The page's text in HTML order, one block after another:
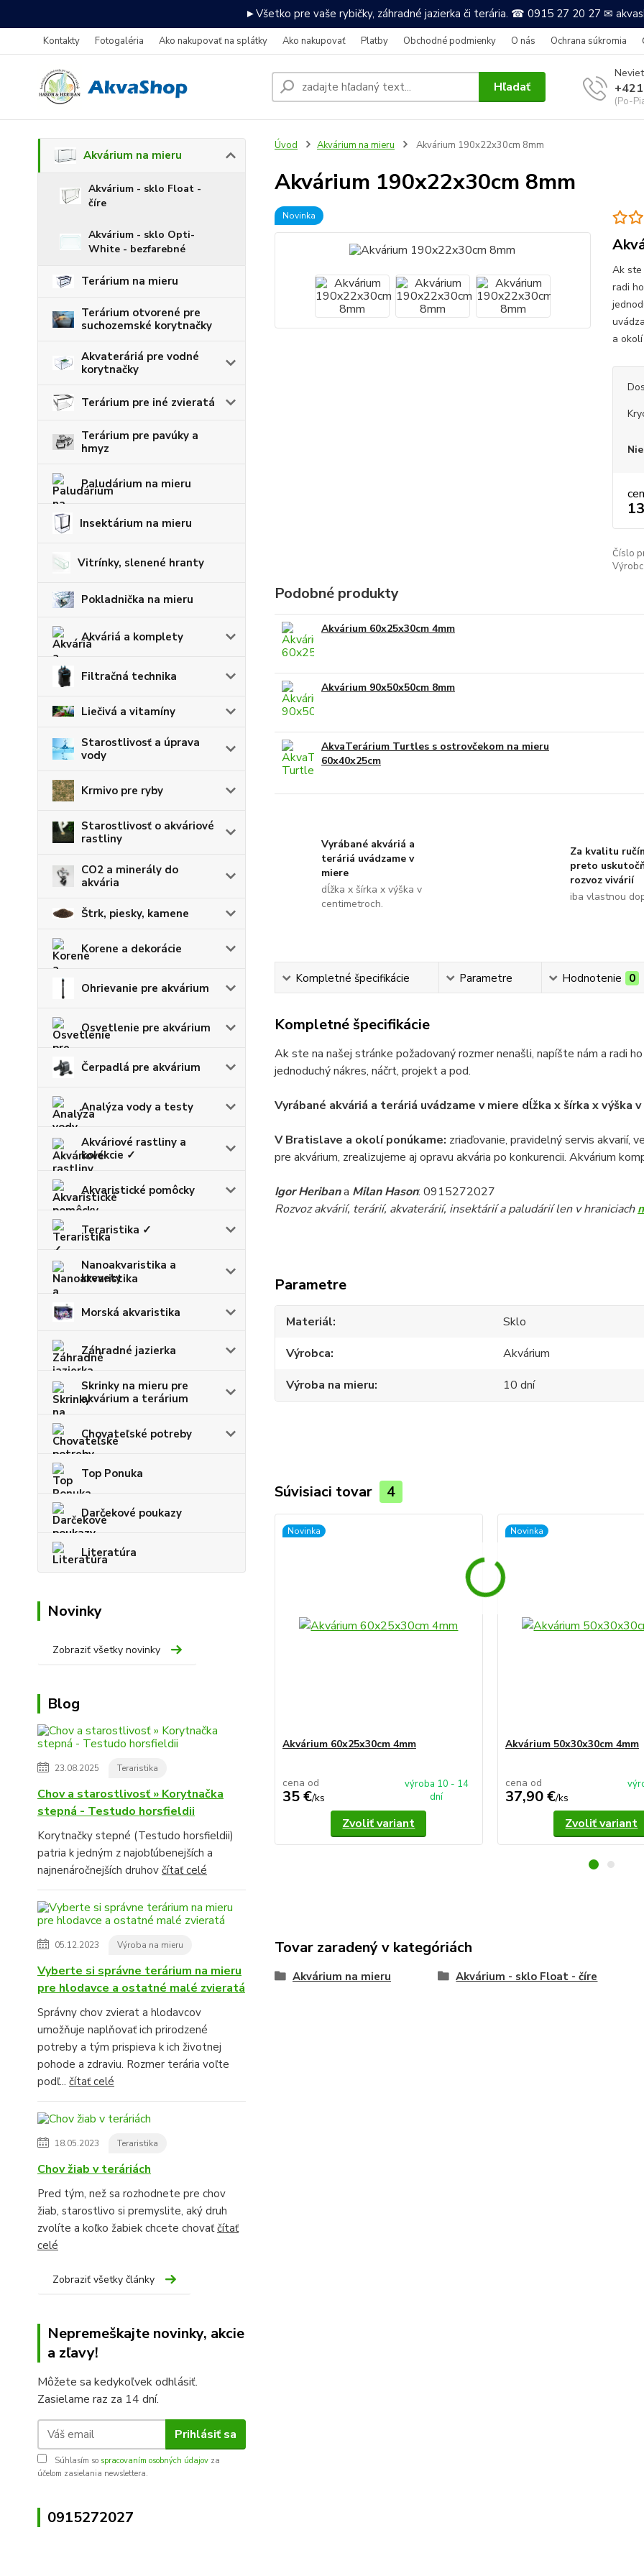
►Všetko pre vaše rybičky, záhradné jazierka či terária. ☎ 0915 27 20 27 ✉
Kontakty Fotogaléria Ako nakupovať na splátky Ako nakupovať Platby Obchodné podmienky O nás Ochrana súkromia
Hľadať
(Po-
Akvárium na mieru
Akvárium - sklo Float -
číre
Akvárium - sklo Opti-
White - bezfarebné
Terárium na mieru
Terárium otvorené pre
suchozemské korytnačky
Akvateráriá pre vodné
korytnačky
Terárium pre iné zvieratá
Terárium pre pavúky a
hmyz
Paludárium na mieru
Insektárium na mieru
Vitrínky, slenené hranty
Pokladnička na mieru
Akváriá a komplety
Filtračná technika
Liečivá a vitamíny
Starostlivosť a úprava
vody
Krmivo pre ryby
Starostlivosť o akváriové
rastliny
CO2 a minerály do
akvária
Štrk, piesky, kamene
Korene a dekorácie
Ohrievanie pre akvárium
Osvetlenie pre akvárium
Čerpadlá pre akvárium
Analýza vody a testy
Akváriové rastliny a
kolekcie ✓
Akvaristické pomôcky
Teraristika ✓
Nanoakvaristika a
krevety
Morská akvaristika
Záhradné jazierka
Skrinky na mieru pre
akvárium a terárium
Chovateľské potreby
Top Ponuka
Darčekové poukazy
Literatúra
Novinky
Zobraziť všetky novinky
Blog
23.08.2025 Teraristika
Chov a starostlivosť » Korytnačka
stepná - Testudo horsfieldii
Korytnačky stepné (Testudo horsfieldii)
patria k jedným z najobľúbenejších a
najnenáročnejších druhov čítať celé
05.12.2023 Výroba na mieru
Vyberte si správne terárium na mieru
pre hlodavce a ostatné malé zvieratá
Správny chov zvierat a hlodavcov
umožňuje naplňovať ich prirodzené
potreby a tým prispieva k ich životnej
pohode a zdraviu. Rozmer terária voľte
podľ... čítať celé
18.05.2023 Teraristika
Chov žiab v teráriách
Pred tým, než sa rozhodnete pre chov
žiab, starostlivo si premyslite, aký druh
zvolíte a koľko žabiek chcete chovaťčítať
celé
Zobraziť všetky články
Nepremeškajte novinky, akcie
a zľavy!
Môžete sa kedykoľvek odhlásiť.
Zasielame raz za 14 dní.
Prihlásiť sa
Súhlasím so spracovaním osobných údajov za
účelom zasielania newslettera.
0915272027
Úvod Akvárium na mieru Akvárium 190x22x30cm 8mm
Akvárium 190x22x30cm 8mm
Novinka
Ak ste
radi
a
Číslo
Podobné produkty
Akvárium 60x25x30cm 4mm
Akvárium 90x50x50cm 8mm
AkvaTerárium Turtles s ostrovčekom na mieru
60x40x25cm
Vyrábané akváriá a
teráriá uvádzame v
miere
dĺžka x šírka x výška v
centimetroch.
Za kvalitu
preto
rozvoz vivárií
iba vlastnou
Kompletné špecifikácie Parametre Hodnotenie 0
Kompletné špecifikácie
Ak ste na našej stránke požadovaný rozmer nenašli, napíšte nám a radi
jednoduchý nákres, náčrt, projekt a pod.
Vyrábané akváriá a teráriá uvádzame v miere dĺžka x šírka x výška
V Bratislave a okolí ponúkame: zriaďovanie, pravidelný servis akvarií,
pre akvárium, zrealizujeme aj opravu akvária po konkurencii. Akvárium
Igor Heribana Milan Hason: 0915272027
Rozvoz akvárií, terárií, akvaterárií, insektárií a paludárií len v hraniciach
Parametre
Materiál
Sklo
Výrobca
Akvárium
Výroba na mieru
10 dní
Súvisiaci tovar 4
Novinka
Akvárium 60x25x30cm 4mm
cena od
35 €/ks
výroba 10 - 14
dní
Zvoliť variant
Novinka
Akvárium 50x30x30cm 4mm
cena od
37,90 €/ks
Zvoliť variant
Tovar zaradený v kategóriách
Akvárium na mieru Akvárium - sklo Float - číre